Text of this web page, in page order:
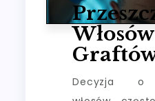
Decyzja o